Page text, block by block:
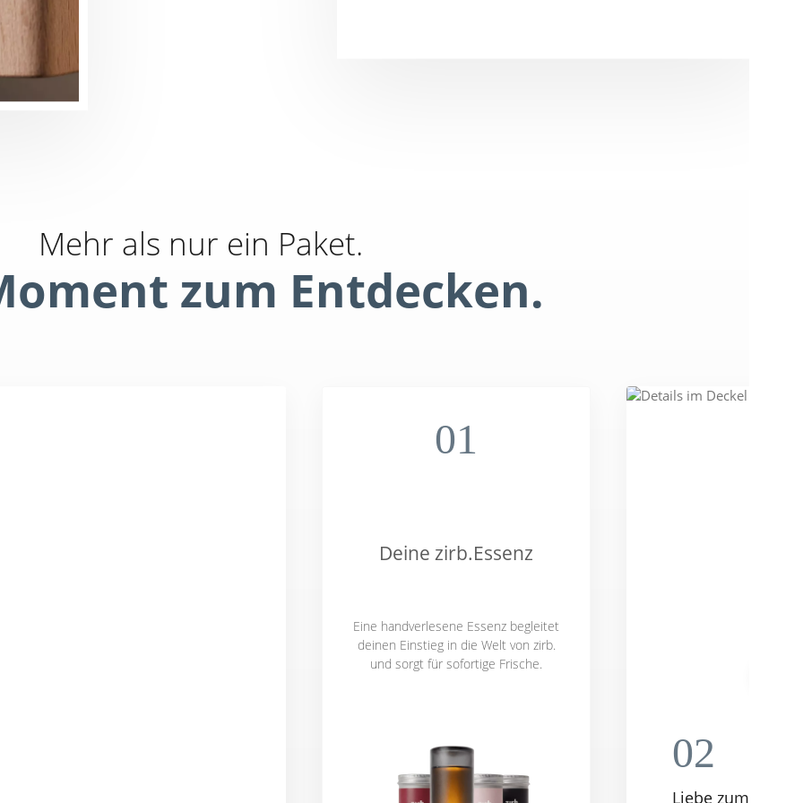
Mehr als nur ein Paket.
zum Entdecken.
01
Deine zirb.Essenz
Eine handverlesene Essenz begleitet
deinen Einstieg in die Welt von zirb.
und sorgt für sofortige Frische.
02
Liebe zum Detail